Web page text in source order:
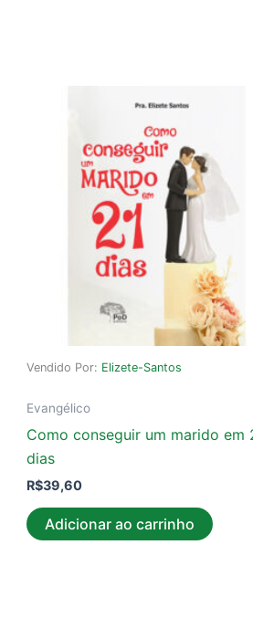
Vendido Por: Elizete-Santos
Evangélico
Como conseguir um marido em
dias
R$39,60
Adicionar ao carrinho